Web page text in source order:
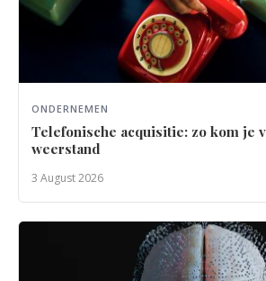
ONDERNEMEN
Telefonische acquisitie: zo kom je
weerstand
3 August 2026